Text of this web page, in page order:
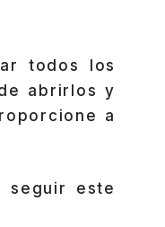
todos los
abrirlos y
a
seguir este